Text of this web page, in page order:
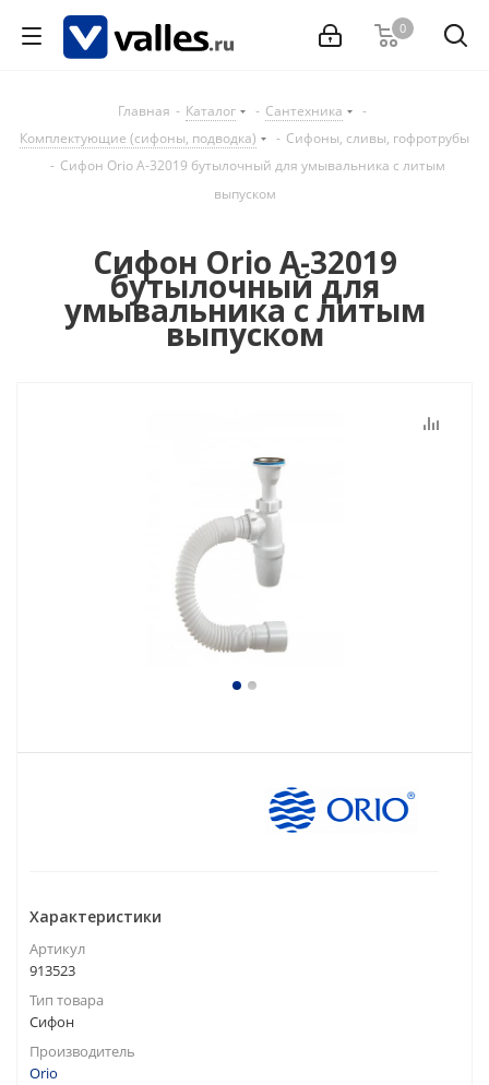
0
Главная - Каталог - Сантехника
-
Комплектующие (сифоны, подводка)
- Сифоны, сливы, гофротрубы
- Сифон Orio А-32019 бутылочный для умывальника с литым
выпуском
Сифон Orio А-32019
бутылочный для
умывальника с литым
выпуском
Характеристики
Артикул
913523
Тип товара
Сифон
Производитель
Orio